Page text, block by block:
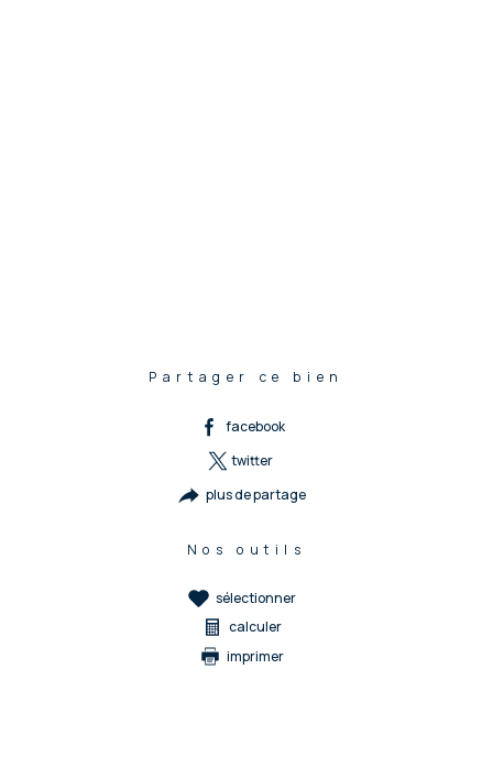
Partager ce bien
facebook
twitter
plus de partage
Nos outils
sélectionner
calculer
imprimer